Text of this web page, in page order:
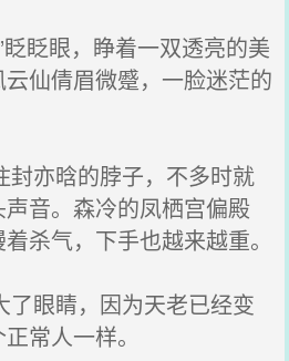
眨眼，睁着一双透亮的美
仙倩眉微蹙，一脸迷茫的
亦晗的脖子，不多时就
音。森冷的凤栖宫偏殿
杀气，下手也越来越重。
眼睛，因为天老已经变
常人一样。